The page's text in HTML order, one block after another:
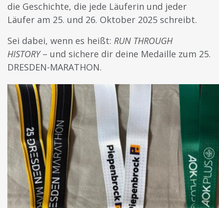
die Geschichte, die jede Läuferin und jeder
Läufer am 25. und 26. Oktober 2025 schreibt.
Sei dabei, wenn es heißt: RUN THROUGH
HISTORY– und sichere dir deine Medaille zum 25.
DRESDEN-MARATHON.